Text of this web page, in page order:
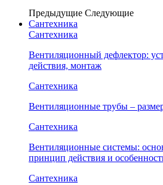
Предыдущие Следующие
Сантехника
Сантехника
Вентиляционный дефлектор:
действия, монтаж
Сантехника
Вентиляционные трубы –
Сантехника
Вентиляционные системы:
принцип действия и
Сантехника